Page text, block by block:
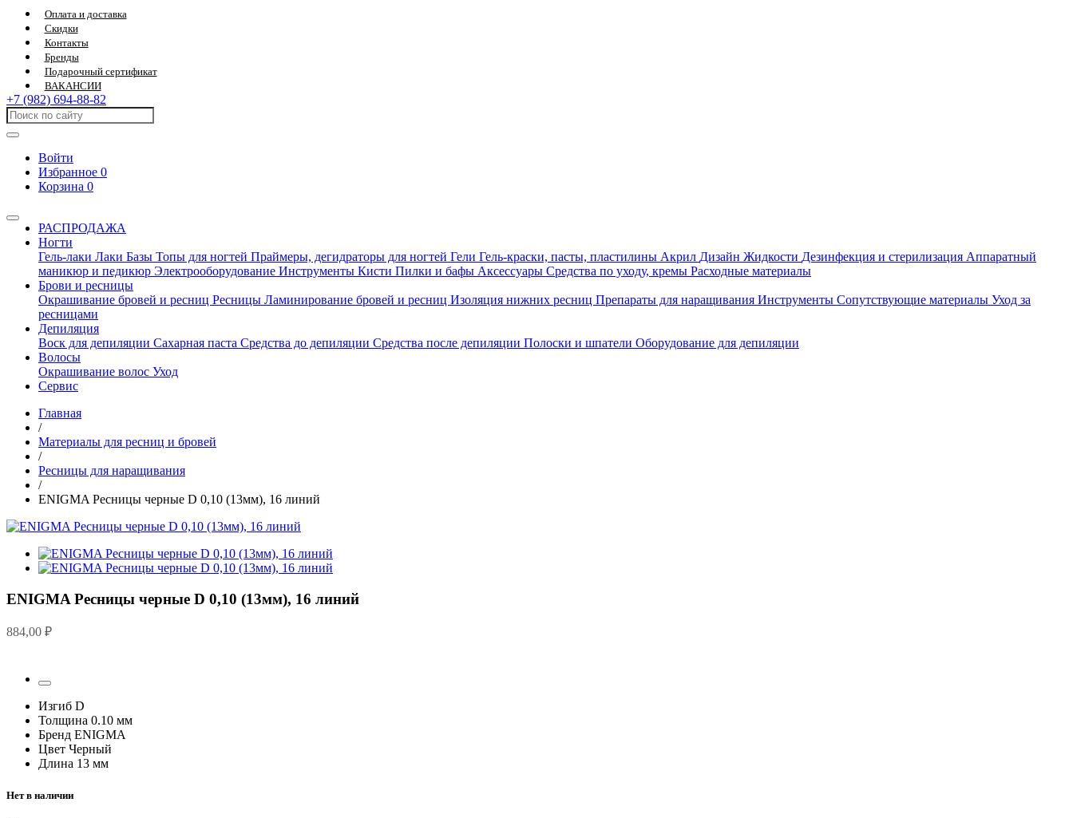
Оплата и доставка
Скидки
Контакты
Бренды
Подарочный сертификат
ВАКАНСИИ
+7 (982) 694-88-82
Войти
Избранное 0
Корзина 0
РАСПРОДАЖА
Ногти
Гель-лаки Лаки Базы Топы для ногтей Праймеры, дегидраторы для ногтей Гели Гель-краски, пасты, пластилины Акрил Дизайн Жидкости Дезинфекция и стерилизация Аппаратный
маникюр и педикюр Электрооборудование Инструменты Кисти Пилки и бафы Аксессуары Средства по уходу, кремы Расходные материалы
Брови и ресницы
Окрашивание бровей и ресниц Ресницы Ламинирование бровей и ресниц Изоляция нижних ресниц Препараты для наращивания Инструменты Сопутствующие материалы Уход за
ресницами
Депиляция
Воск для депиляции Сахарная паста Средства до депиляции Средства после депиляции Полоски и шпатели Оборудование для депиляции
Волосы
Окрашивание волос Уход
Сервис
Главная
/
Материалы для ресниц и бровей
/
Ресницы для наращивания
/
ENIGMA Ресницы черные D 0,10 (13мм), 16 линий
ENIGMA Ресницы черные D 0,10 (13мм), 16 линий
884,00 ₽
Изгиб D
Толщина 0.10 мм
Бренд ENIGMA
Цвет Черный
Длина 13 мм
Нет в наличии